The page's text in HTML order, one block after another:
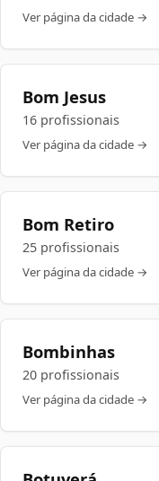
Ver página da cidade →
Bom Jesus
16 profissionais
Ver página da cidade →
Bom Retiro
25 profissionais
Ver página da cidade →
Bombinhas
20 profissionais
Ver página da cidade →